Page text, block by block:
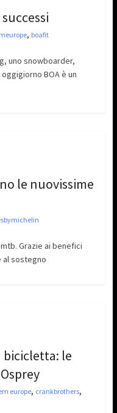
, boafit
uno snowboarder,
BOA è un
le nuovissime
Grazie ai benefici
al sostegno
bicicletta: le
europe, crankbrothers,